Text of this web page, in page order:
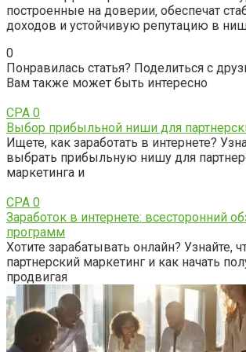
построенные на доверии‚ обеспечат
доходов и устойчивую репутацию в
0
Понравилась статья? Поделиться с
Вам также может быть интересно
CPA 0
Выбор прибыльной ниши для
Ищете, как заработать в интернете?
выбрать прибыльную нишу для
маркетинга и
CPA 0
Заработок в интернете: всесторонний
программ
Хотите зарабатывать онлайн? Узнайте,
партнерский маркетинг и как начать
продвигая